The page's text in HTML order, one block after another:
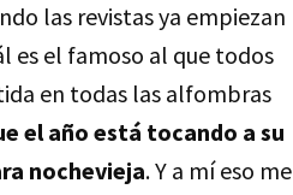
las revistas ya empiezan
es el famoso al que todos
en todas las alfombras
el año está tocando a su
nochevieja. Y a mí eso me